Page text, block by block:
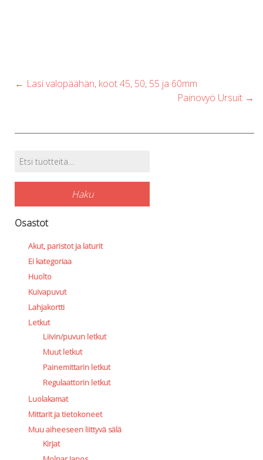
Post
← Lasi valopäähän, koot 45, 50, 55 ja 60mm
Painovyö Ursuit →
Tuotehaku
Etsi:
Haku
Osastot
Akut, paristot ja laturit
Ei kategoriaa
Huolto
Kuivapuvut
Lahjakortti
Letkut
Liivin/puvun letkut
Muut letkut
Painemittarin letkut
Regulaattorin letkut
Luolakamat
Mittarit ja tietokoneet
Muu aiheeseen liittyvä sälä
Kirjat